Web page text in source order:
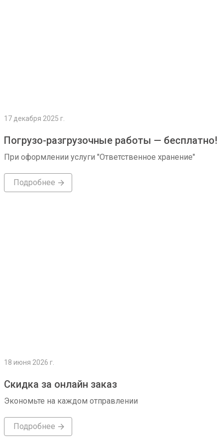
17 декабря 2025 г.
Погрузо-разгрузочные работы — бесплатно!
При оформлении услуги "Ответственное хранение"
Подробнее
18 июня 2026 г.
Скидка за онлайн заказ
Экономьте на каждом отправлении
Подробнее